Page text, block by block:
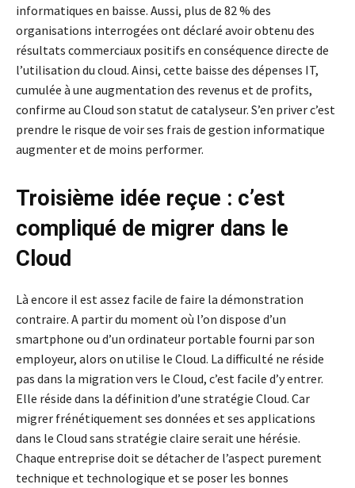
informatiques en baisse. Aussi, plus de 82 % des
organisations interrogées ont déclaré avoir obtenu des
résultats commerciaux positifs en conséquence directe de
l’utilisation du cloud. Ainsi, cette baisse des dépenses IT,
cumulée à une augmentation des revenus et de profits,
confirme au Cloud son statut de catalyseur. S’en priver c’est
prendre le risque de voir ses frais de gestion informatique
augmenter et de moins performer.
Troisième idée reçue : c’est
compliqué de migrer dans le
Cloud
Là encore il est assez facile de faire la démonstration
contraire. A partir du moment où l’on dispose d’un
smartphone ou d’un ordinateur portable fourni par son
employeur, alors on utilise le Cloud. La difficulté ne réside
pas dans la migration vers le Cloud, c’est facile d’y entrer.
Elle réside dans la définition d’une stratégie Cloud. Car
migrer frénétiquement ses données et ses applications
dans le Cloud sans stratégie claire serait une hérésie.
Chaque entreprise doit se détacher de l’aspect purement
technique et technologique et se poser les bonnes